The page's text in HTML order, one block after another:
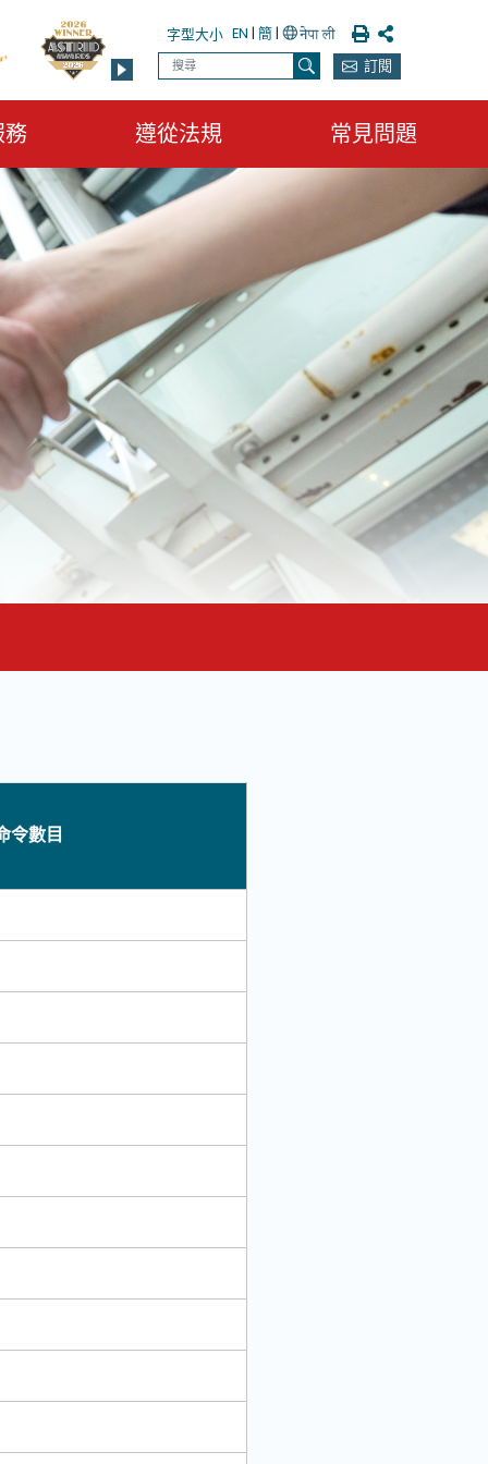
字型大小 EN | 簡| 列印 分享
搜尋
搜尋 訂閱
遵從法規 常見問題
令數目